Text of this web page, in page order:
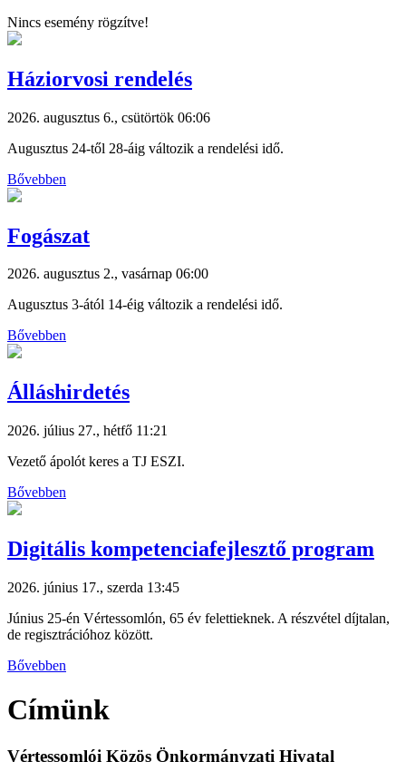
Nincs esemény rögzítve!
Háziorvosi rendelés
2026. augusztus 6., csütörtök 06:06
Augusztus 24-től 28-áig változik a rendelési idő.
Bővebben
Fogászat
2026. augusztus 2., vasárnap 06:00
Augusztus 3-ától 14-éig változik a rendelési idő.
Bővebben
Álláshirdetés
2026. július 27., hétfő 11:21
Vezető ápolót keres a TJ ESZI.
Bővebben
Digitális kompetenciafejlesztő program
2026. június 17., szerda 13:45
Június 25-én Vértessomlón, 65 év felettieknek. A részvétel díjtalan,
de regisztrációhoz között.
Bővebben
Címünk
Vértessomlói Közös Önkormányzati Hivatal